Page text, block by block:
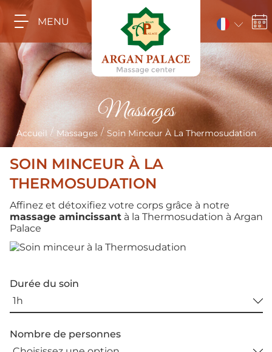
MENU
Massages
Accueil / Massages / Soin Minceur À La Thermosudation
SOIN MINCEUR À LA
THERMOSUDATION
Affinez et détoxifiez votre corps grâce à notre
massage amincissantà la Thermosudation à Argan
Palace
Durée du soin
Nombre de personnes